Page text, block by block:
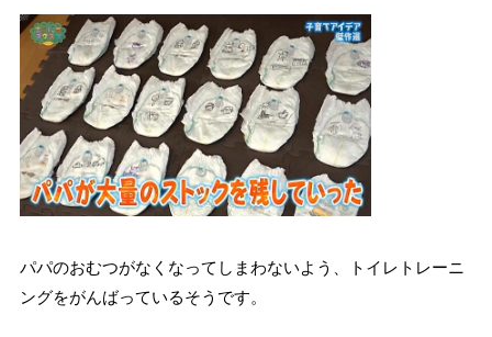
パパのおむつがなくなってしまわないよう、トイレトレーニ
ングをがんばっているそうです。